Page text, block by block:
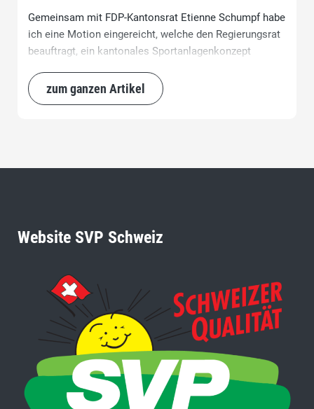
Gemeinsam mit FDP-Kantonsrat Etienne Schumpf habe
ich eine Motion eingereicht, welche den Regierungsrat
beauftragt, ein kantonales Sportanlagenkonzept
zum ganzen Artikel
Website SVP Schweiz